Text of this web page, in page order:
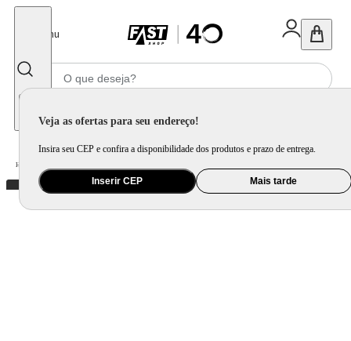
Menu
Veja as ofertas para seu endereço!
Insira seu CEP e confira a disponibilidade dos produtos e prazo de entrega.
Inserir CEP Mais tarde
Home